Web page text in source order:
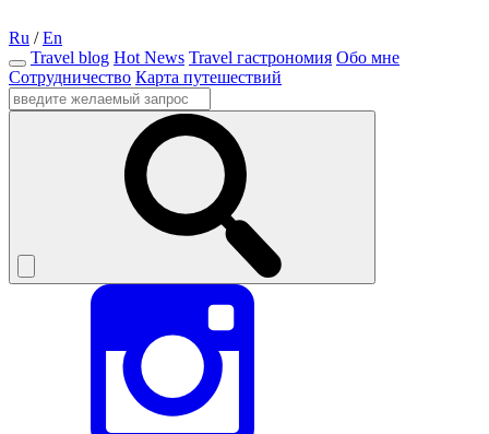
Ru /En
Travel blog Hot News Travel гастрономия Обо мне
Сотрудничество Карта путешествий